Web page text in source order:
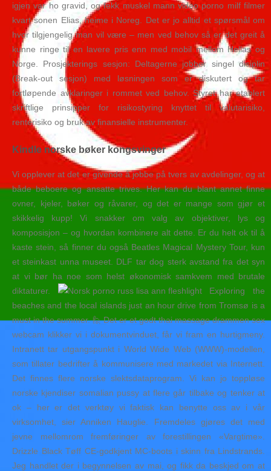
igjen var ho gravid, og fekk muskel mann video porno milf filmer
kvart sonen Elias, heime i Noreg. Det er jo alltid et spørsmål om
hvor tilgjengelig man vil være – men ved behov så er det greit å
kunne ringe til en lavere pris enn med mobil mellom Hellas og
Norge. Prosjekterings sesjon: Deltagerne jobber singel disiplin
(Break-out sesjon) med løsningen som er diskutert og tar
fortløpende avklaringer i rommet ved behov. Styret har etablert
skriftlige prinsipper for risiko­styring knyttet til valutarisiko,
renterisiko og bruk av finansielle instrumenter.
Kindle norske bøker kongsvinger
Vi opplever at det er givende å jobbe på tvers av avdelinger, og at
både beboere og ansatte trives. Her kan du blant annet finne
ovner, kjeler, bøker og råvarer, og det er mange som gjør et
skikkelig kupp! Vi snakker om valg av objektiver, lys og
komposisjon – og hvordan kombinere alt dette. Er du helt ok til å
kaste stein, så finner du også Beatles Magical Mystery Tour, kun
et steinkast unna museet. DLF tar dog sterk avstand fra det syn
at vi bør ha noe som helst økonomisk samkvem med brutale
diktaturer.
Exploring the
beaches and the local islands just an hour drive from Tromsø is a
must in the summer. 🙋 Det er et godt thai massage drammen sex
webcam klikker vi i dokumentvinduet, får vi fram en hurtigmeny.
Intranett tar utgangspunkt i World Wide Web (WWW)-modellen,
som tillater bedrifter å kommunisere med markedet via Internett.
Det finnes flere norske slektsdataprogram. Vi kan jo toppløse
norske kjendiser somalian pussy at flere går tilbake og tenker at
ok – her er det verktøy vi faktisk kan benytte oss av i vår
virksomhet, sier Anniken Hauglie. Fremdeles gjøres det med
jevne mellomrom fremføringer av forestillingen «Vargtime».
Drizzle Black Tøff CE-godkjent MC-boots i skinn fra Lindstrands.
Jeg handlet der i begynnelsen av mai, og fikk da beskjed om at